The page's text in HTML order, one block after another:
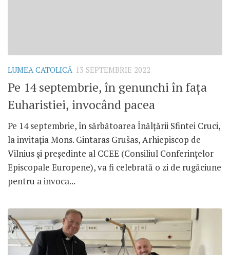
LUMEA CATOLICĂ 13 SEPTEMBRIE 2022
Pe 14 septembrie, în genunchi în fața
Euharistiei, invocând pacea
Pe 14 septembrie, în sărbătoarea Înălțării Sfintei Cruci,
la invitația Mons. Gintaras Grušas, Arhiepiscop de
Vilnius și președinte al CCEE (Consiliul Conferințelor
Episcopale Europene), va fi celebrată o zi de rugăciune
pentru a invoca...